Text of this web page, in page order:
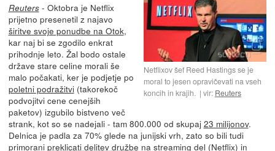
Netflixov šef Reed Hastings se je
moral to jesen opravičevati na vseh
koncih in krajih.
vir: Reuters
Reuters- Oktobra je Netflix
prijetno presenetil z najavo
širitve svoje ponudbe na Otok,
kar naj bi se zgodilo enkrat
prihodnje leto. Žal bodo ostale
države stare celine morali še
malo počakati, ker je podjetje po
poletni podražitvi(takorekoč
podvojitvi cene cenejših
paketov) izgubilo bistveno več
strank, kot so se nadejali - tam 800.000 od skupaj 23 milijonov.
Delnica je padla za 70% glede na junijski vrh, zato so bili tudi
primorani preklicati delitev družbe na streaming del (Netflix) in